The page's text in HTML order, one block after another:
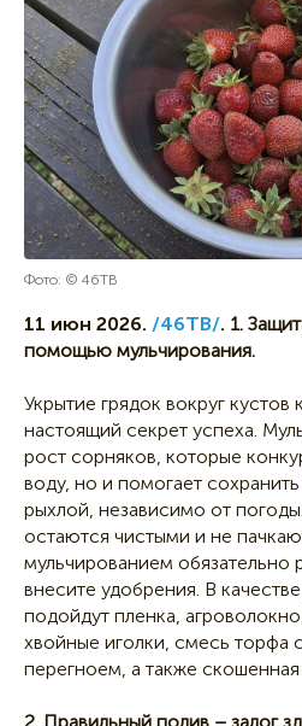
Фото: © 46ТВ
11 июн 2026. /46ТВ/. 1.
помощью мульчирования.
Укрытие грядок вокруг кустов
настоящий секрет успеха.
рост сорняков, которые
воду, но и помогает
рыхлой, независимо от
остаются чистыми и не
мульчированием обязательно
внесите удобрения. В
подойдут пленка,
хвойные иголки, смесь торфа
перегноем, а также скошенная
2. Правильный полив – залог